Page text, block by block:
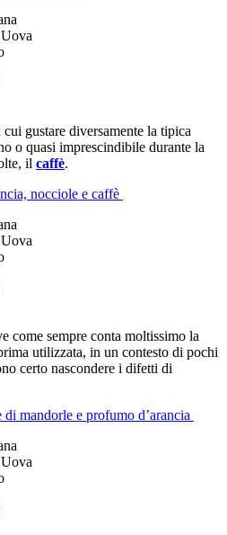
cui gustare diversamente la tipica
o quasi imprescindibile durante la
il caffè.
nocciole e caffè
come sempre conta moltissimo la
utilizzata, in un contesto di pochi
certo nascondere i difetti di
mandorle e profumo d’arancia